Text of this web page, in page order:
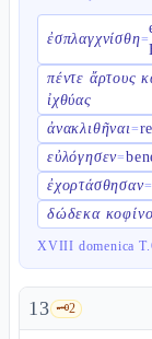
ἐσπλαγχνίσθη=
πέντε ἄρτους
ἰχθύας
ἀνακλιθῆναι=
εὐλόγησεν=
ἐχορτάσθησαν=
δώδεκα
XVIII domenica
13 🗝️2